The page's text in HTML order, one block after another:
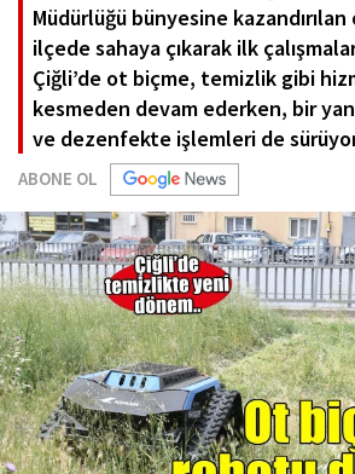
Müdürlüğü bünyesine
ilçede sahaya çıkarak ilk
Çiğli’de ot biçme, temizlik gibi
kesmeden devam ederken, bir
ve dezenfekte işlemleri de
ABONE OL